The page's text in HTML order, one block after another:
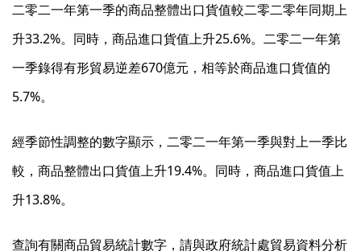
二零二一年第一季的商品整體出口貨值較二零二零年同期上
升33.2%。同時，商品進口貨值上升25.6%。二零二一年第
一季錄得有形貿易逆差670億元，相等於商品進口貨值的
5.7%。
經季節性調整的數字顯示，二零二一年第一季與對上一季比
較，商品整體出口貨值上升19.4%。同時，商品進口貨值上
升13.8%。
查詢有關商品貿易統計數字，請與政府統計處貿易資料分析